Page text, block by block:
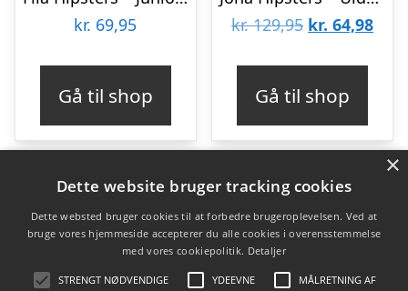
kr. 69,95
Gå til shop
kr.129,95 Den
kr. 129,95.
kr. 64,98Den
kr.
Gå til shop
Varekategorier
Kvinder
×
Dette website bruger tracking cookies
Dette websted bruger cookies til at forbedre brugeroplevelsen. Ved at
bruge vores hjemmeside accepterer du alle cookies i overensstemmelse
med vores cookiepolitik. Detaljer
STRENGT NØDVENDIGE YDEEVNE MÅLRETNING AF